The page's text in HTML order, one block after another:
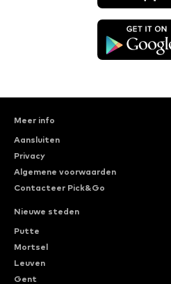
Meer info
Aansluiten
Privacy
Algemene voorwaarden
Contacteer Pick&Go
Nieuwe steden
Putte
Mortsel
Leuven
Gent